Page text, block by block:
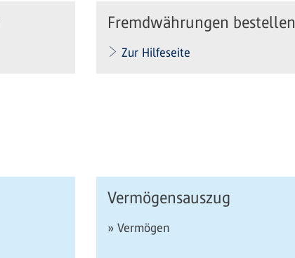
Fremdwährungen bestellen
Zur Hilfeseite
Vermögensauszug
» Vermögen